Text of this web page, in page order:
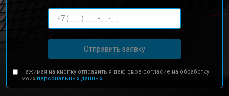
Отправить заявку
Нажимая на кнопку отправить я даю свое согласие на обработку
моих персональных данных.